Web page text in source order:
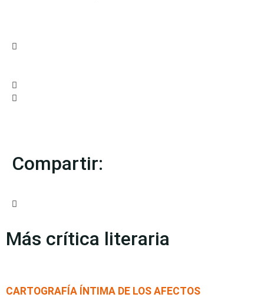
Compartir:
Más crítica literaria
CARTOGRAFÍA ÍNTIMA DE LOS AFECTOS